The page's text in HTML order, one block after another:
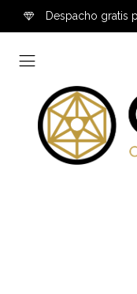
Despacho gratis